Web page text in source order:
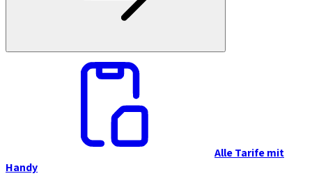
Alle Tarife mit
Handy